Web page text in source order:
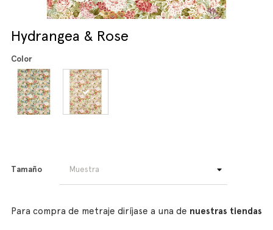
Hydrangea & Rose
Color
Tamaño
Para compra de metraje diríjase a una de nuestras tiendas